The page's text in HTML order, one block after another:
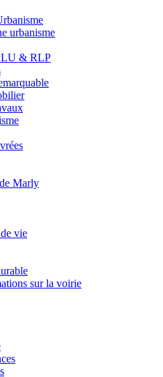
urbanisme
& RLP
Marly
vie
sur la voirie